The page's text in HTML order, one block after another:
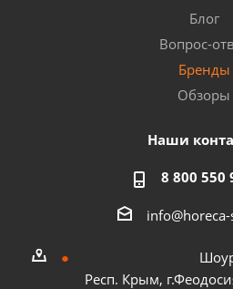
Блог
Вопрос-
Бренды
Обзоры
Наши
8 800 550
Респ. Крым,